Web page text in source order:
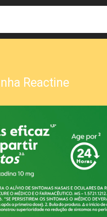
Reactine